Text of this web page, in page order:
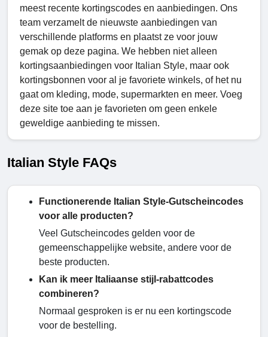
meest recente kortingscodes en aanbiedingen. Ons
team verzamelt de nieuwste aanbiedingen van
verschillende platforms en plaatst ze voor jouw
gemak op deze pagina. We hebben niet alleen
kortingsaanbiedingen voor Italian Style, maar ook
kortingsbonnen voor al je favoriete winkels, of het nu
gaat om kleding, mode, supermarkten en meer. Voeg
deze site toe aan je favorieten om geen enkele
geweldige aanbieding te missen.
Italian Style FAQs
Functionerende Italian Style-Gutscheincodes
voor alle producten?
Veel Gutscheincodes gelden voor de
gemeenschappelijke website, andere voor de
beste producten.
Kan ik meer Italiaanse stijl-rabattcodes
combineren?
Normaal gesproken is er nu een kortingscode
voor de bestelling.